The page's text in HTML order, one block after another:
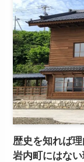
歴史を知れば
岩内町にはない